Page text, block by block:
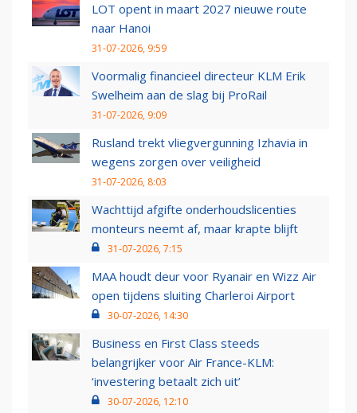
LOT opent in maart 2027 nieuwe route
naar Hanoi
31-07-2026, 9:59
Voormalig financieel directeur KLM Erik
Swelheim aan de slag bij ProRail
31-07-2026, 9:09
Rusland trekt vliegvergunning Izhavia in
wegens zorgen over veiligheid
31-07-2026, 8:03
Wachttijd afgifte onderhoudslicenties
monteurs neemt af, maar krapte blijft
31-07-2026, 7:15
MAA houdt deur voor Ryanair en Wizz Air
open tijdens sluiting Charleroi Airport
30-07-2026, 14:30
Business en First Class steeds
belangrijker voor Air France-KLM:
‘investering betaalt zich uit’
30-07-2026, 12:10